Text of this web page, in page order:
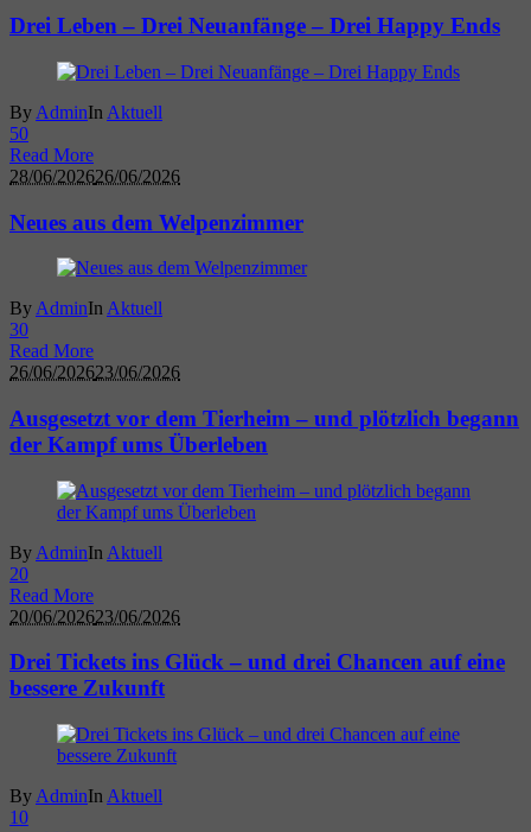
Drei Leben – Drei Neuanfänge – Drei Happy Ends
By AdminIn Aktuell
50
Read More
28/06/202626/06/2026
Neues aus dem Welpenzimmer
By AdminIn Aktuell
30
Read More
26/06/202623/06/2026
Ausgesetzt vor dem Tierheim – und plötzlich begann
der Kampf ums Überleben
By AdminIn Aktuell
20
Read More
20/06/202623/06/2026
Drei Tickets ins Glück – und drei Chancen auf eine
bessere Zukunft
By AdminIn Aktuell
10